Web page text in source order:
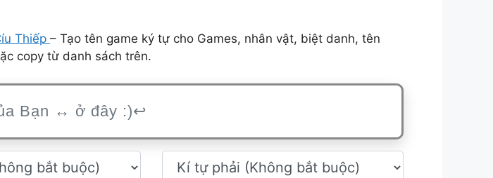
Thiếp – Tạo tên game ký tự cho Games, nhân vật, biệt danh, tên
copy từ danh sách trên.